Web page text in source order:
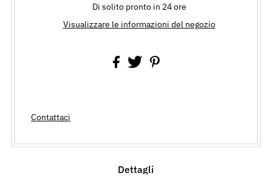
Di solito pronto in 24 ore
Visualizzare le informazioni del negozio
Contattaci
Dettagli